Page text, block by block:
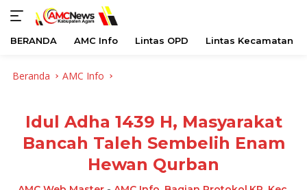
BERANDA AMC Info Lintas OPD Lintas Kecamatan
Beranda AMC Info
Idul Adha 1439 H, Masyarakat
Bancah Taleh Sembelih Enam
Hewan Qurban